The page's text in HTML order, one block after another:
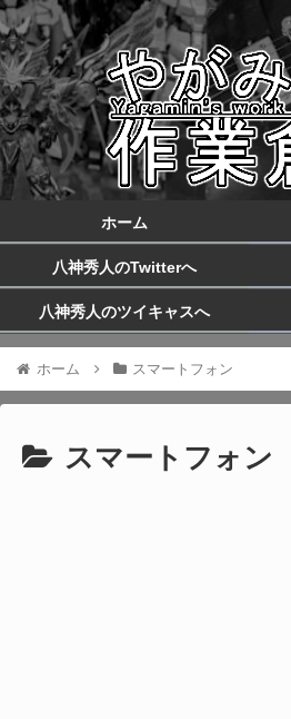
ホーム
八神秀人のTwitterへ
八神秀人のツイキャスへ
ホーム スマートフォン
スマートフォン